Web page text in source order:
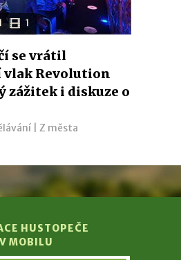
1
se vrátil
Revolution
zážitek i diskuze o
| Z města
HUSTOPEČE
V MOBILU